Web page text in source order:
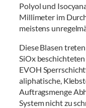
Polyol und
Millimeter im
meistens
Diese Blasen
SiOx
EVOH
aliphatische,
Auftragsmenge
System nicht zu